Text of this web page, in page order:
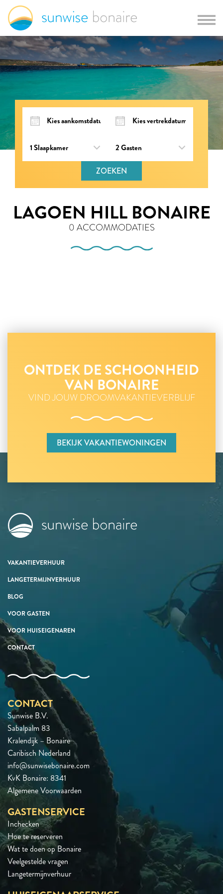
ZOEKEN
LAGOEN HILL BONAIRE
0 ACCOMMODATIES
ONTDEK DE SCHOONHEID
VAN BONAIRE
VIND JOUW DROOMVAKANTIEVERBLIJF
BEKIJK VAKANTIEWONINGEN
VAKANTIEVERHUUR
LANGETERMIJNVERHUUR
BLOG
VOOR GASTEN
VOOR HUISEIGENAREN
CONTACT
CONTACT
Sunwise B.V.
Sabalpalm 83
Kralendijk – Bonaire
Caribisch Nederland
info@sunwisebonaire.com
KvK Bonaire: 8341
Algemene Voorwaarden
GASTENSERVICE
Inchecken
Hoe te reserveren
Wat te doen op Bonaire
Veelgestelde vragen
Langetermijnverhuur